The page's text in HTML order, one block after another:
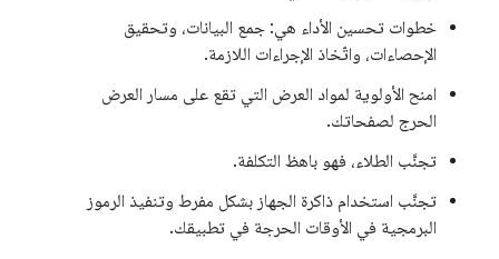
خطوات تحسين الأداء هي: جمع البيانات، وتحقيق
الإحصاءات، واتّخاذ الإجراءات اللازمة.
امنح الأولوية لمواد العرض التي تقع على مسار العرض
الحرج لصفحاتك.
تجنَّب الطلاء، فهو باهظ التكلفة.
تجنَّب استخدام ذاكرة الجهاز بشكل مفرط وتنفيذ الرموز
البرمجية في الأوقات الحرجة في تطبيقك.